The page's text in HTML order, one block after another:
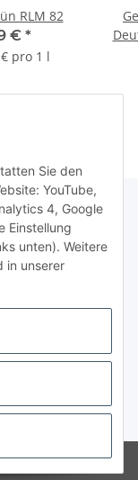
RLM 82
€ *
pro 1 l
Sie den
YouTube,
4, Google
Einstellung
unten). Weitere
in unserer